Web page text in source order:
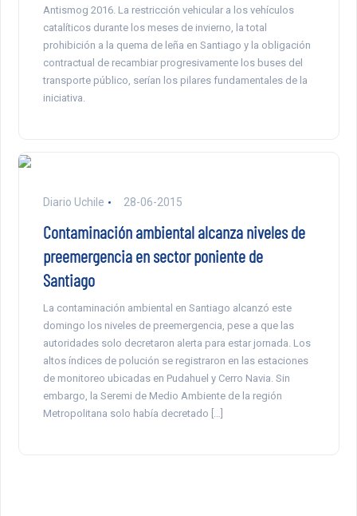
Antismog 2016. La restricción vehicular a los vehículos
catalíticos durante los meses de invierno, la total
prohibición a la quema de leña en Santiago y la obligación
contractual de recambiar progresivamente los buses del
transporte público, serían los pilares fundamentales de la
iniciativa.
Diario Uchile 28-06-2015
Contaminación ambiental alcanza niveles de
preemergencia en sector poniente de
Santiago
La contaminación ambiental en Santiago alcanzó este
domingo los niveles de preemergencia, pese a que las
autoridades solo decretaron alerta para estar jornada. Los
altos índices de polución se registraron en las estaciones
de monitoreo ubicadas en Pudahuel y Cerro Navia. Sin
embargo, la Seremi de Medio Ambiente de la región
Metropolitana solo había decretado […]